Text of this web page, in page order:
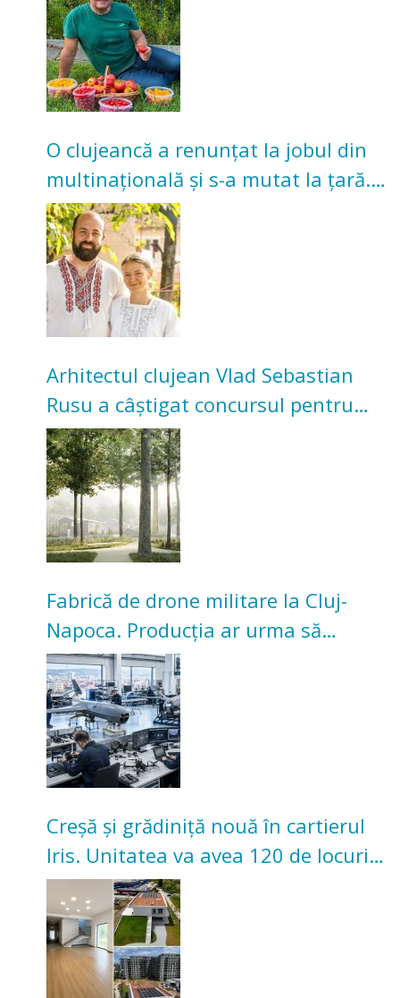
O clujeancă a renunțat la jobul din
multinațională și s-a mutat la țară.
Acum cultivă legume în grădina
bunicilor
Arhitectul clujean Vlad Sebastian
Rusu a câștigat concursul pentru
transformarea Grădinii Casei
Universitarilor
Fabrică de drone militare la Cluj-
Napoca. Producția ar urma să
înceapă în toamna acestui an
Creșă și grădiniță nouă în cartierul
Iris. Unitatea va avea 120 de locuri
pentru copii